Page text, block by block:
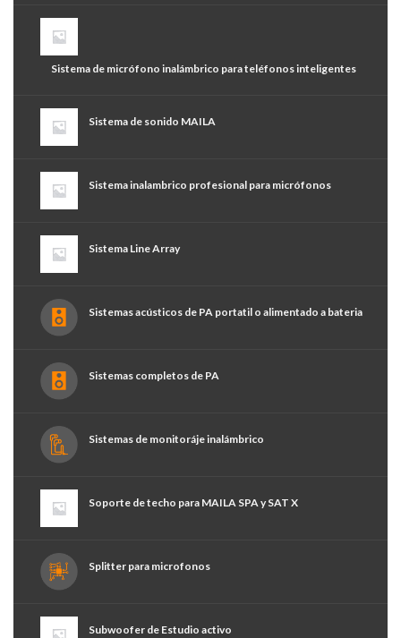
Sistema de micrófono inalámbrico para teléfonos inteligentes
Sistema de sonido MAILA
Sistema inalambrico profesional para micrófonos
Sistema Line Array
Sistemas acústicos de PA portatil o alimentado a bateria
Sistemas completos de PA
Sistemas de monitoráje inalámbrico
Soporte de techo para MAILA SPA y SAT X
Splitter para microfonos
Subwoofer de Estudio activo